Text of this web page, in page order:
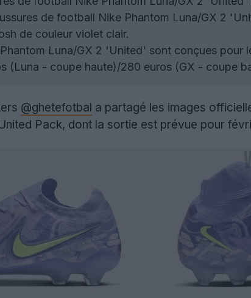
de football Nike Phantom Luna/GX 2
de couleur violet clair.
Luna/GX 2 'United' sont conçues pour
(Luna - coupe haute)/280 euros (GX - coupe
@ghetefotbal a partagé les images
Pack, dont la sortie est prévue pour